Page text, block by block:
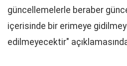
güncellemelerle beraber
içerisinde bir erimeye
edilmeyecektir"